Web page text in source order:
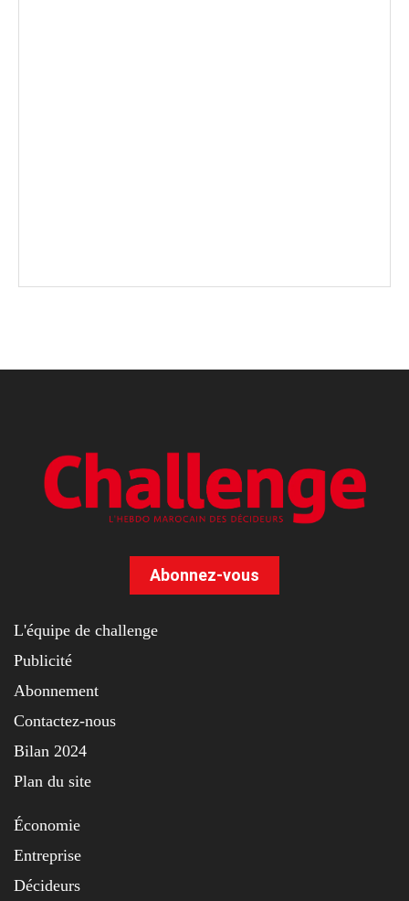
Abonnez-vous
L'équipe de challenge
Publicité
Abonnement
Contactez-nous
Bilan 2024
Plan du site
Économie
Entreprise
Décideurs